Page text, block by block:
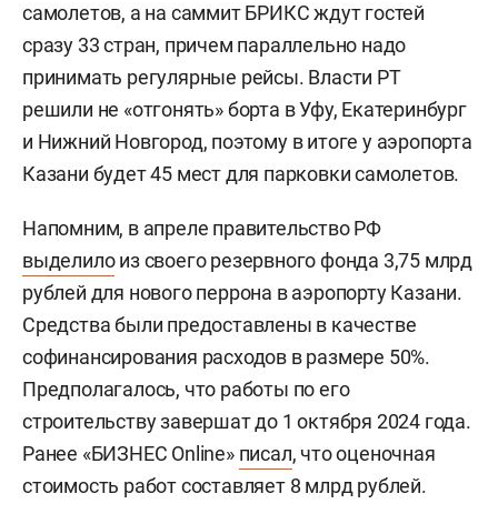
самолетов, а на саммит БРИКС ждут гостей
сразу 33 стран, причем параллельно надо
принимать регулярные рейсы. Власти РТ
решили не «отгонять» борта в Уфу, Екатеринбург
и Нижний Новгород, поэтому в итоге у аэропорта
Казани будет 45 мест для парковки самолетов.
Напомним, в апреле правительство РФ
выделилоиз своего резервного фонда 3,75 млрд
рублей для нового перрона в аэропорту Казани.
Средства были предоставлены в качестве
софинансирования расходов в размере 50%.
Предполагалось, что работы по его
строительству завершат до 1 октября 2024 года.
Ранее «БИЗНЕС Online» писал, что оценочная
стоимость работ составляет 8 млрд рублей.